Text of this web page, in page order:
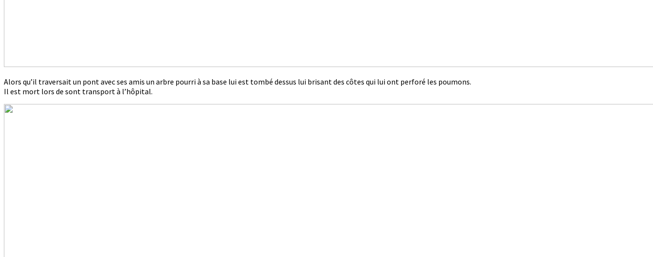
Alors qu’il traversait un pont avec ses amis un arbre pourri à sa base lui est tombé dessus lui brisant des côtes qui lui ont perforé les poumons.
Il est mort lors de sont transport à l’hôpital.